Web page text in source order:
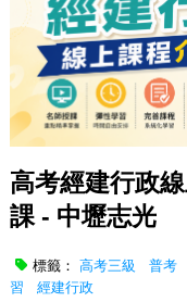
高考經建行政
課 - 中壢志光
標籤： 高考三級 普考
習
經建行政